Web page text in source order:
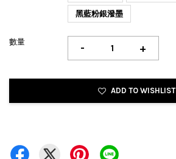
黑藍粉銀潑墨
數量 - +
ADD TO WISHLIST